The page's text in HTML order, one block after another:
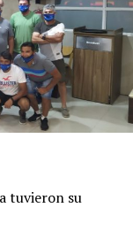
tuvieron su